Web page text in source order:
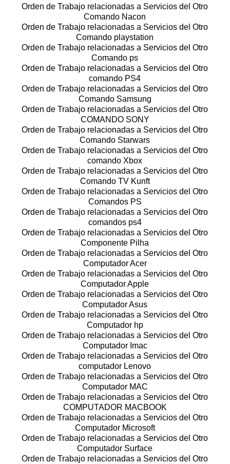
Orden de Trabajo relacionadas a Servicios del Otro
Comando Nacon
Orden de Trabajo relacionadas a Servicios del Otro
Comando playstation
Orden de Trabajo relacionadas a Servicios del Otro
Comando ps
Orden de Trabajo relacionadas a Servicios del Otro
comando PS4
Orden de Trabajo relacionadas a Servicios del Otro
Comando Samsung
Orden de Trabajo relacionadas a Servicios del Otro
COMANDO SONY
Orden de Trabajo relacionadas a Servicios del Otro
Comando Starwars
Orden de Trabajo relacionadas a Servicios del Otro
comando Xbox
Orden de Trabajo relacionadas a Servicios del Otro
Comando TV Kunft
Orden de Trabajo relacionadas a Servicios del Otro
Comandos PS
Orden de Trabajo relacionadas a Servicios del Otro
comandos ps4
Orden de Trabajo relacionadas a Servicios del Otro
Componente Pilha
Orden de Trabajo relacionadas a Servicios del Otro
Computador Acer
Orden de Trabajo relacionadas a Servicios del Otro
Computador Apple
Orden de Trabajo relacionadas a Servicios del Otro
Computador Asus
Orden de Trabajo relacionadas a Servicios del Otro
Computador hp
Orden de Trabajo relacionadas a Servicios del Otro
Computador Imac
Orden de Trabajo relacionadas a Servicios del Otro
computador Lenovo
Orden de Trabajo relacionadas a Servicios del Otro
Computador MAC
Orden de Trabajo relacionadas a Servicios del Otro
COMPUTADOR MACBOOK
Orden de Trabajo relacionadas a Servicios del Otro
Computador Microsoft
Orden de Trabajo relacionadas a Servicios del Otro
Computador Surface
Orden de Trabajo relacionadas a Servicios del Otro